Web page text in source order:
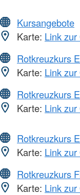
Kursangebote
Karte: Link
Rotkreuzkurs
Karte: Link
Rotkreuzkurs
Karte: Link
Rotkreuzkurs
Karte: Link
Rotkreuzkurs
Karte: Link